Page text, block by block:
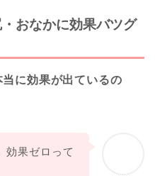
おなかに効果バツグ
当に効果が出ているの
効果ゼロって